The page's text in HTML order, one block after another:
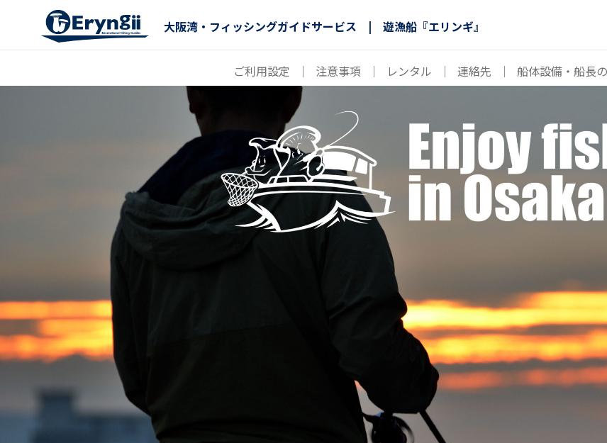
大阪湾・フィッシングガイドサービス | 遊漁船『エリンギ』
ご利用設定 ｜ 注意事項 ｜ レンタル ｜ 連絡先 ｜ 船体設備・船長